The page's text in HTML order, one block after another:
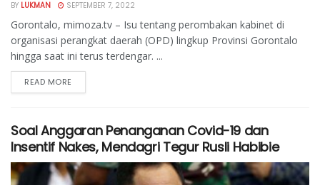
BY LUKMAN SEPTEMBER 7, 2022
Gorontalo, mimoza.tv – Isu tentang perombakan kabinet di
organisasi perangkat daerah (OPD) lingkup Provinsi Gorontalo
hingga saat ini terus terdengar. ...
READ MORE
Soal Anggaran Penanganan Covid-19 dan
Insentif Nakes, Mendagri Tegur Rusli Habibie